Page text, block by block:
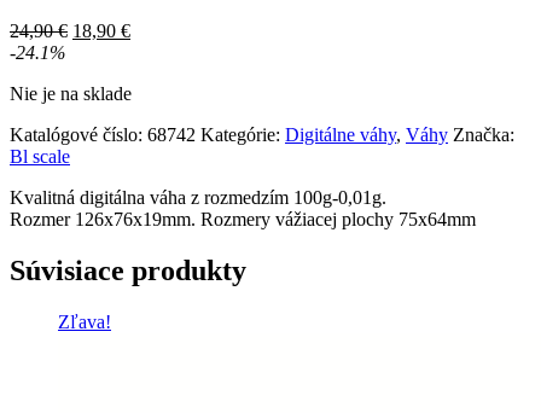
24,90€ Pôvodná
24,90 €.
18,90 €Aktuálna
18,90 €.
-24.1%
Nie je na sklade
Katalógové číslo: 68742 Kategórie: Digitálne váhy, Váhy Značka:
Bl scale
Kvalitná digitálna váha z rozmedzím 100g-0,01g.
Rozmer 126x76x19mm. Rozmery vážiacej plochy 75x64mm
Súvisiace produkty
Zľava!